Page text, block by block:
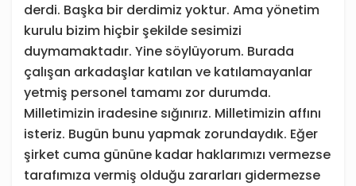
derdi. Başka bir derdimiz yoktur. Ama yönetim
kurulu bizim hiçbir şekilde sesimizi
duymamaktadır. Yine söylüyorum. Burada
çalışan arkadaşlar katılan ve katılamayanlar
yetmiş personel tamamı zor durumda.
Milletimizin iradesine sığınırız. Milletimizin affını
isteriz. Bugün bunu yapmak zorundaydık. Eğer
şirket cuma gününe kadar haklarımızı vermezse
tarafımıza vermiş olduğu zararları gidermezse